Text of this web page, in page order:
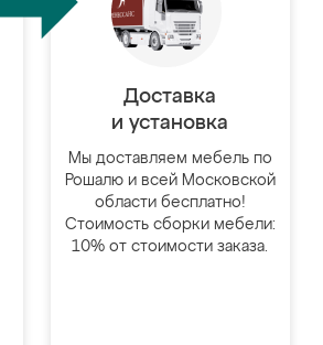
Доставка
и установка
Мы доставляем мебель по
Рошалю и всей Московской
области бесплатно!
Стоимость сборки мебели:
10% от стоимости заказа.